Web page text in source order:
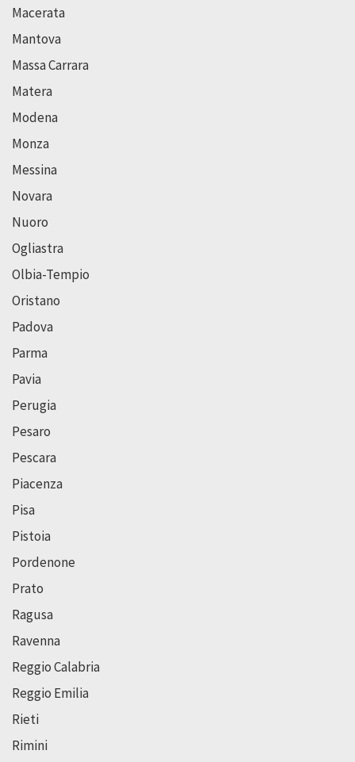
Macerata
Mantova
Massa Carrara
Matera
Modena
Monza
Messina
Novara
Nuoro
Ogliastra
Olbia-Tempio
Oristano
Padova
Parma
Pavia
Perugia
Pesaro
Pescara
Piacenza
Pisa
Pistoia
Pordenone
Prato
Ragusa
Ravenna
Reggio Calabria
Reggio Emilia
Rieti
Rimini